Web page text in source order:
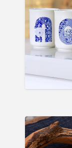
優
祝
暑
尾
聲
歌
光
藝
遊
鶯
歌